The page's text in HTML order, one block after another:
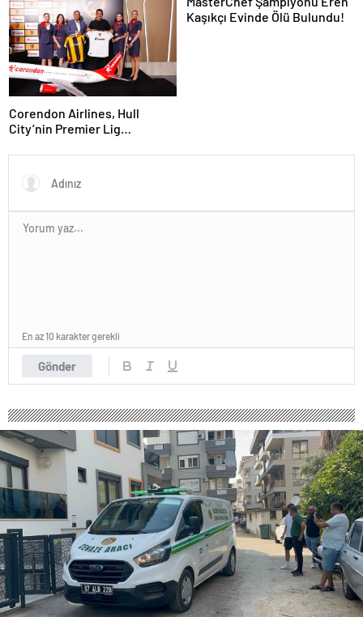
Corendon Airlines, Hull
City’nin Premier Lig
sürdürüyor
Kaşıkçı Evinde Ölü Bulundu!
Gönder
En az 10 karakter gerekli